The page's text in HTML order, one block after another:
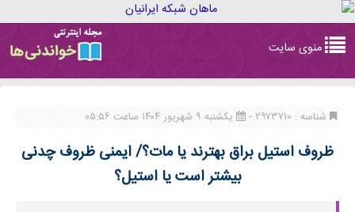
navigation
منوی سایت
شناسه : ۲۹۷۳۷۱۰ - یکشنبه ۹ شهریور ۱۴۰۴ ساعت ۰۵:۵۶
ظروف استیل براق بهترند یا مات؟/ ایمنی ظروف چدنی
بیشتر است یا استیل؟